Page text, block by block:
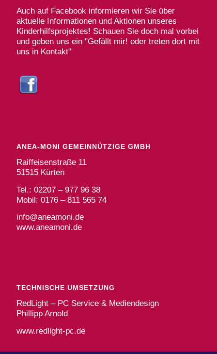
Auch auf Facebook informieren wir Sie über
aktuelle Informationen und Aktionen unseres
Kinderhilfsprojektes! Schauen Sie doch mal vorbei
und geben uns ein "Gefällt mir! oder treten dort mit
uns in Kontakt"
ANEA-MONI GEMEINNÜTZIGE GMBH
Raiffeisenstraße 11
51515 Kürten
Tel.: 02207 – 977 96 38
Mobil: 0176 – 811 565 74
info@aneamoni.de
www.aneamoni.de
TECHNISCHE UMSETZUNG
RedLight – PC Service & Mediendesign
Phillipp Arnold
www.redlight-pc.de